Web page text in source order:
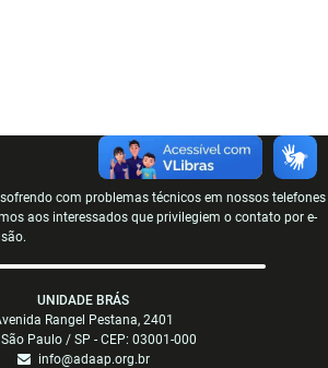
com problemas técnicos em nossos telefones
aos interessados que privilegiem o contato por e-
UNIDADE BRÁS
Rangel Pestana, 2401
São Paulo / SP - CEP: 03001-000
info@adaap.org.br